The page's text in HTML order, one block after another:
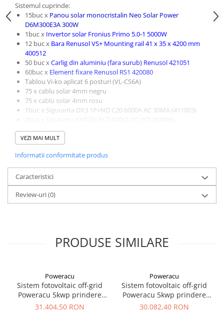
Sistemul cuprinde:
15buc x Panou solar monocristalin Neo Solar Power
D6M300E3A 300W
1buc x Invertor solar Fronius Primo 5.0-1 5000W
12 buc x Bara Renusol VS+ Mounting rail 41 x 35 x 4200 mm
400512
50 buc x Carlig din aluminiu (fara surub) Renusol 421051
60buc x Element fixare Renusol RS1 420080
Tablou Vi-ko aplicat 6 posturi (VL-CS6A)
75 x cablu solar 4mm negru
75 x cablu solar 4mm rosu
1buc x Siguranta DX3 1P+ND C20 6000A AC 30MA (411003)
CC4K))
Garantie panouri 12 ani!
VEZI MAI MULT
Informatii conformitate produs
Caracteristici
Review-uri(0)
PRODUSE SIMILARE
Poweracu
Sistem fotovoltaic off-grid
Poweracu 5kwp prindere
tigla cu stocare Ultracell
31.404,50 RON
Poweracu
Sistem fotovoltaic off-grid
Poweracu 5kwp prindere
tabla
30.082,40 RON